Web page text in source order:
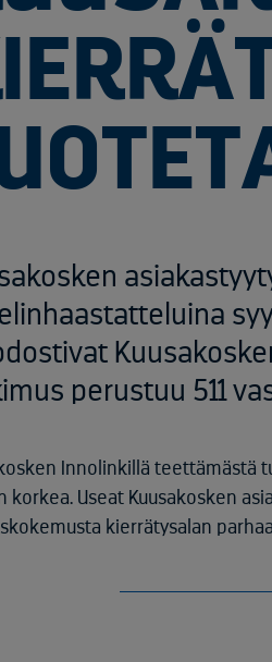
perustuu 511
Innolinkillä teettämästä
korkea. Useat Kuusakosken
kierrätysalan